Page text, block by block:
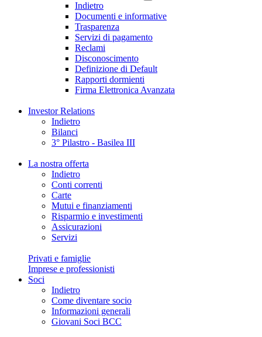
Indietro
Documenti e informative
Trasparenza
Servizi di pagamento
Reclami
Disconoscimento
Definizione di Default
Rapporti dormienti
Firma Elettronica Avanzata
Investor Relations
Indietro
Bilanci
3° Pilastro - Basilea III
La nostra offerta
Indietro
Conti correnti
Carte
Mutui e finanziamenti
Risparmio e investimenti
Assicurazioni
Servizi
Privati e famiglie
Imprese e professionisti
Soci
Indietro
Come diventare socio
Informazioni generali
Giovani Soci BCC